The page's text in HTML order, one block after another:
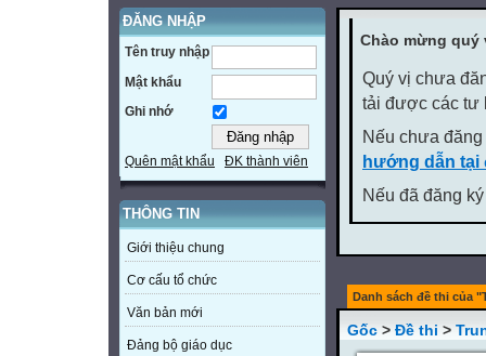
ĐĂNG NHẬP
Tên truy nhập
Mật khẩu
Ghi nhớ
Quên mật khẩu ĐK thành viên
THÔNG TIN
Giới thiệu chung
Cơ cấu tổ chức
Văn bản mới
Đảng bộ giáo dục
Chào mừng
Quý vị chưa
tải được các tư
Nếu chưa
hướng dẫn tại
Nếu đã đăng
Danh sách đề thi của
Gốc > Đề thi >